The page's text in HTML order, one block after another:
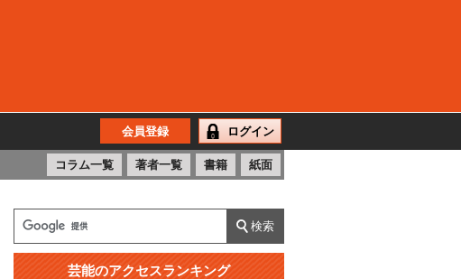
会員登録 ログイン
コラム一覧 著者一覧 書籍 紙面
芸能のアクセスランキング